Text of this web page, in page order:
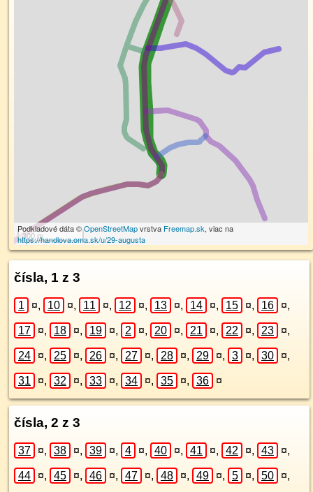
300 m
Podkladové dáta ©OpenStreetMapvrstva Freemap.sk, viac na
https://handlova.oma.sk/u/29-augusta
čísla, 1 z 3
1 ¤, 10 ¤, 11 ¤, 12 ¤, 13 ¤, 14 ¤, 15 ¤, 16 ¤,
17 ¤, 18 ¤, 19 ¤, 2 ¤, 20 ¤, 21 ¤, 22 ¤, 23 ¤,
24 ¤, 25 ¤, 26 ¤, 27 ¤, 28 ¤, 29 ¤, 3 ¤, 30 ¤,
31 ¤, 32 ¤, 33 ¤, 34 ¤, 35 ¤, 36 ¤
čísla, 2 z 3
37 ¤, 38 ¤, 39 ¤, 4 ¤, 40 ¤, 41 ¤, 42 ¤, 43 ¤,
44 ¤, 45 ¤, 46 ¤, 47 ¤, 48 ¤, 49 ¤, 5 ¤, 50 ¤,